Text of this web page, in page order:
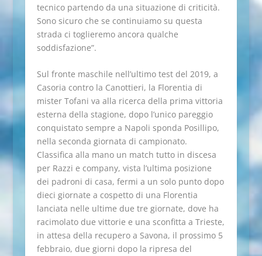
tecnico partendo da una situazione di criticità.
Sono sicuro che se continuiamo su questa
strada ci toglieremo ancora qualche
soddisfazione”.
Sul fronte maschile nell’ultimo test del 2019, a
Casoria contro la Canottieri, la Florentia di
mister Tofani va alla ricerca della prima vittoria
esterna della stagione, dopo l’unico pareggio
conquistato sempre a Napoli sponda Posillipo,
nella seconda giornata di campionato.
Classifica alla mano un match tutto in discesa
per Razzi e company, vista l’ultima posizione
dei padroni di casa, fermi a un solo punto dopo
dieci giornate a cospetto di una Florentia
lanciata nelle ultime due tre giornate, dove ha
racimolato due vittorie e una sconfitta a Trieste,
in attesa della recupero a Savona, il prossimo 5
febbraio, due giorni dopo la ripresa del